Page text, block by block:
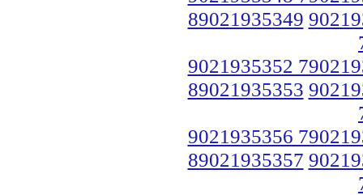
89021935349
9021935352
89021935353
9021935356
89021935357